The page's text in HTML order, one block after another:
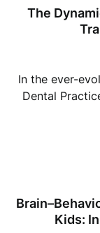
The
In the ever-
Dental
Kids: